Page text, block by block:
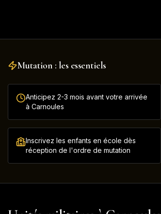
Mutation : les essentiels
Anticipez 2-3 mois avant votre arrivée
à Carnoules
Inscrivez les enfants en école dès
réception de l'ordre de mutation